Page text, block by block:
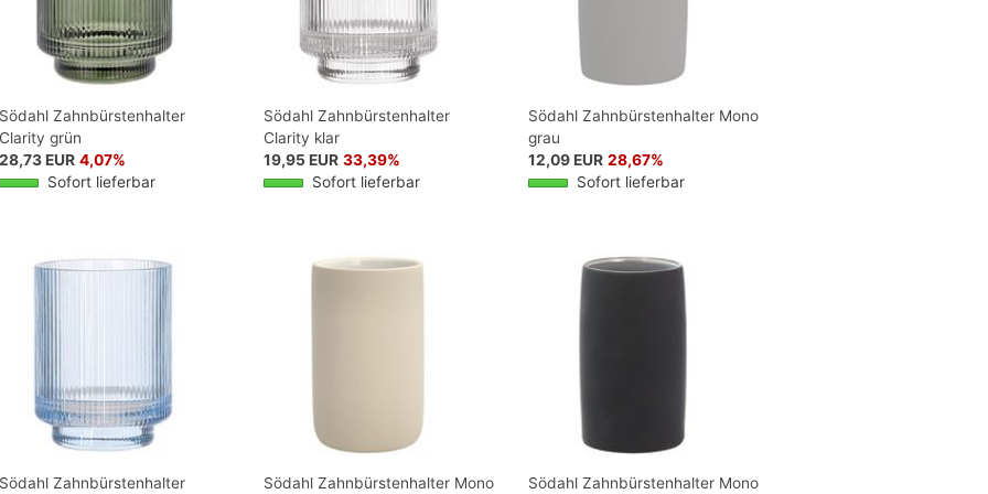
Södahl Zahnbürstenhalter
Clarity grün
28,73 EUR 4,07%
Sofort lieferbar
Södahl Zahnbürstenhalter
Clarity klar
19,95 EUR 33,39%
Sofort lieferbar
Södahl Zahnbürstenhalter Mono
grau
12,09 EUR 28,67%
Sofort lieferbar
Södahl Zahnbürstenhalter
Södahl Zahnbürstenhalter Mono
Södahl Zahnbürstenhalter Mono